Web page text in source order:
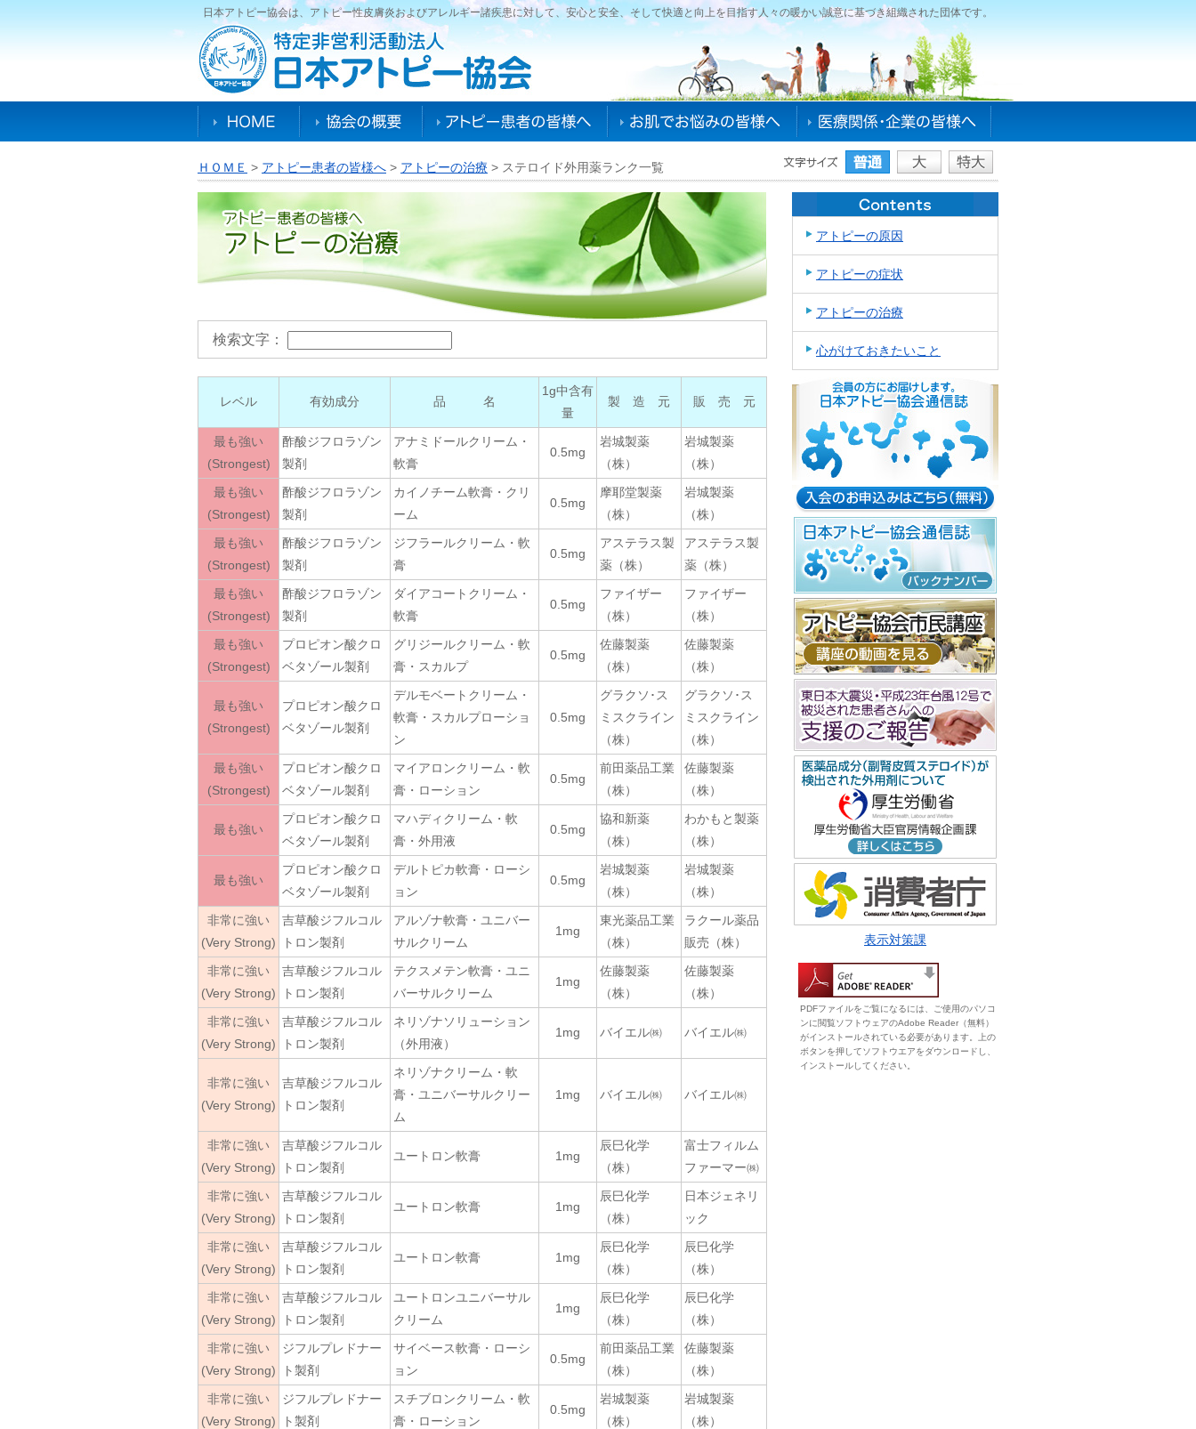
日本アトピー協会は、アトピー性皮膚炎およびアレルギー諸疾患に対して、安心と安全、そして快適と向上を目指す人々の暖かい誠意に基づき組織された団体です。
ＨＯＭＥ > アトピー患者の皆様へ > アトピーの治療 > ステロイド外用薬ランク一覧
検索文字：
レベル 有効成分 品 名
1g中含有
量
製 造 元 販 売 元
最も強い
(Strongest)
酢酸ジフロラゾン
製剤
アナミドールクリーム・
軟膏
0.5mg
岩城製薬
（株）
岩城製薬
（株）
最も強い
(Strongest)
酢酸ジフロラゾン
製剤
カイノチーム軟膏・クリ
ーム
0.5mg
摩耶堂製薬
（株）
岩城製薬
（株）
最も強い
(Strongest)
酢酸ジフロラゾン
製剤
ジフラールクリーム・軟
膏
0.5mg
アステラス製
薬（株）
アステラス製
薬（株）
最も強い
(Strongest)
酢酸ジフロラゾン
製剤
ダイアコートクリーム・
軟膏
0.5mg
ファイザー
（株）
ファイザー
（株）
最も強い
(Strongest)
プロピオン酸クロ
ベタゾール製剤
グリジールクリーム・軟
膏・スカルプ
0.5mg
佐藤製薬
（株）
佐藤製薬
（株）
最も強い
(Strongest)
プロピオン酸クロ
ベタゾール製剤
デルモベートクリーム・
軟膏・スカルプローショ
ン
0.5mg
グラクソ･ス
ミスクライン
（株）
グラクソ･ス
ミスクライン
（株）
最も強い
(Strongest)
プロピオン酸クロ
ベタゾール製剤
マイアロンクリーム・軟
膏・ローション
0.5mg
前田薬品工業
（株）
佐藤製薬
（株）
最も強い
プロピオン酸クロ
ベタゾール製剤
マハディクリーム・軟
膏・外用液
0.5mg
協和新薬
（株）
わかもと製薬
（株）
最も強い
プロピオン酸クロ
ベタゾール製剤
デルトピカ軟膏・ローシ
ョン
0.5mg
岩城製薬
（株）
岩城製薬
（株）
非常に強い
(Very Strong)
吉草酸ジフルコル
トロン製剤
アルゾナ軟膏・ユニバー
サルクリーム
1mg
東光薬品工業
（株）
ラクール薬品
販売（株）
非常に強い
(Very Strong)
吉草酸ジフルコル
トロン製剤
テクスメテン軟膏・ユニ
バーサルクリーム
1mg
佐藤製薬
（株）
佐藤製薬
（株）
非常に強い
(Very Strong)
吉草酸ジフルコル
トロン製剤
ネリゾナソリューション
（外用液）
1mg バイエル㈱ バイエル㈱
非常に強い
(Very Strong)
吉草酸ジフルコル
トロン製剤
ネリゾナクリーム・軟
膏・ユニバーサルクリー
ム
1mg バイエル㈱ バイエル㈱
非常に強い
(Very Strong)
吉草酸ジフルコル
トロン製剤
ユートロン軟膏 1mg
辰巳化学
（株）
富士フィルム
ファーマー㈱
非常に強い
(Very Strong)
吉草酸ジフルコル
トロン製剤
ユートロン軟膏 1mg
辰巳化学
（株）
日本ジェネリ
ック
非常に強い
(Very Strong)
吉草酸ジフルコル
トロン製剤
ユートロン軟膏 1mg
辰巳化学
（株）
辰巳化学
（株）
非常に強い
(Very Strong)
吉草酸ジフルコル
トロン製剤
ユートロンユニバーサル
クリーム
1mg
辰巳化学
（株）
辰巳化学
（株）
非常に強い
(Very Strong)
ジフルプレドナー
ト製剤
サイベース軟膏・ローシ
ョン
0.5mg
前田薬品工業
（株）
佐藤製薬
（株）
非常に強い
(Very Strong)
ジフルプレドナー
ト製剤
スチブロンクリーム・軟
膏・ローション
0.5mg
岩城製薬
（株）
岩城製薬
（株）
アトピーの原因
アトピーの症状
アトピーの治療
心がけておきたいこと
表示対策課
PDFファイルをご覧になるには、ご使用のパソコ
ンに閲覧ソフトウェアのAdobe Reader（無料）
がインストールされている必要があります。上の
ボタンを押してソフトウエアをダウンロードし、
インストールしてください。